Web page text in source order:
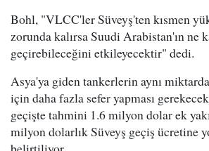
Bohl, "VLCC'ler Süveyş'ten kısmen
zorunda kalırsa Suudi Arabistan'ın ne
geçirebileceğini etkileyecektir" dedi.
Asya'ya giden tankerlerin aynı
için daha fazla sefer yapması
geçişte tahmini 1.6 milyon dolar ek
milyon dolarlık Süveyş geçiş ücretine